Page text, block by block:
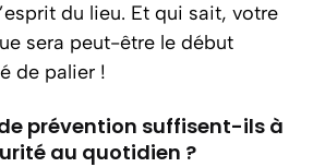
du lieu. Et qui sait, votre
sera peut-être le début
de palier !
prévention suffisent-ils à
au quotidien ?